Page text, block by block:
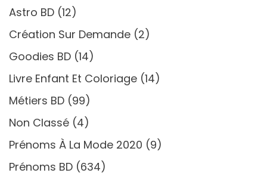
Astro BD (12)
Création Sur Demande (2)
Goodies BD (14)
Livre Enfant Et Coloriage (14)
Métiers BD (99)
Non Classé (4)
Prénoms À La Mode 2020 (9)
Prénoms BD (634)